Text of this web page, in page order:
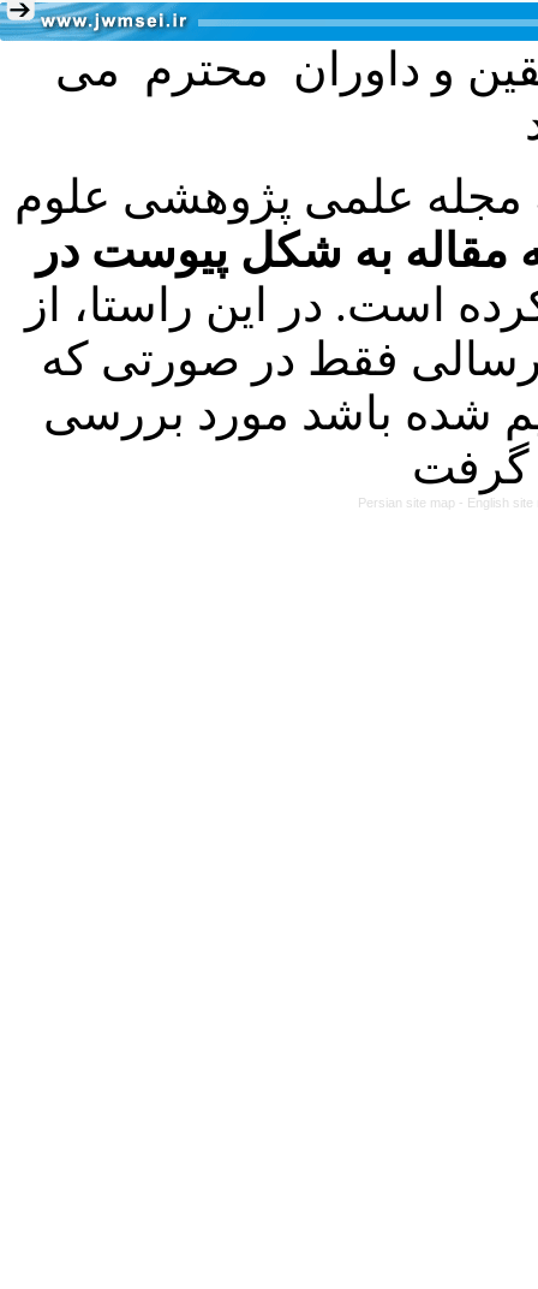
و داوران محترم می
مجله علمی پژوهشی علوم
مقاله به شکل پیوست در
است. در این راستا، از
مقالات ارسالی فقط در صورتی که
شده باشد مورد بررسی
Persian site map - English